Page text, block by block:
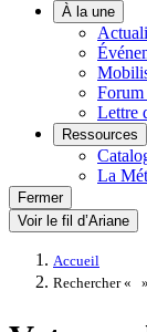
À la une
Forum
Lettre
Ressources
La
Fermer
Voir le fil d’Ariane
Accueil
Rechercher «
»